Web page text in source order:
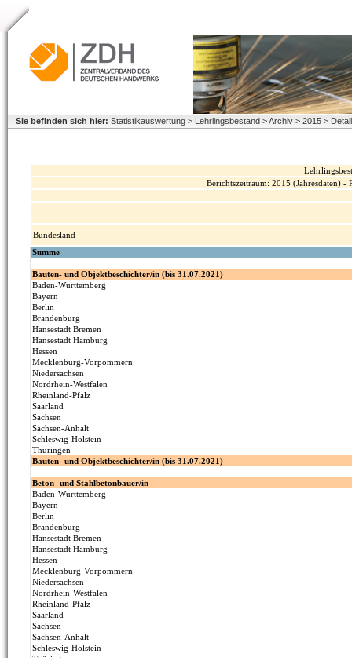
Sie befinden sich hier: Statistikauswertung > Lehrlingsbestand > Archiv > 2015 >